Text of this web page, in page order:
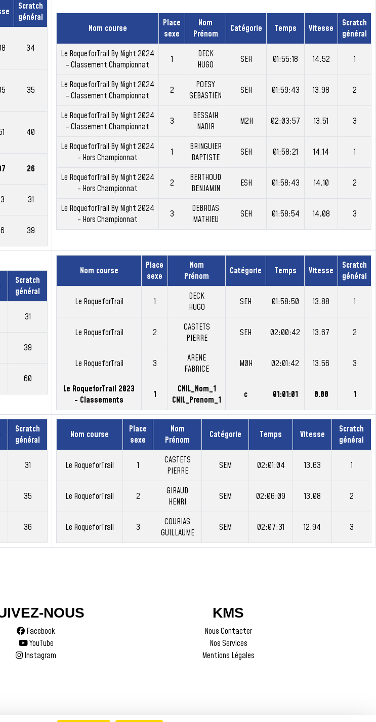
Scratch
général
34
35
40
26
31
39
Nom course
Place
sexe
Nom
Prénom
Catégorie Temps Vitesse
Scratch
général
Le RoqueforTrail By Night 2024
- Classement Championnat
1
DECK
HUGO
SEH 01:55:18 14.52 1
Le RoqueforTrail By Night 2024
- Classement Championnat
2
POESY
SEBASTIEN
SEH 01:59:43 13.98 2
Le RoqueforTrail By Night 2024
- Classement Championnat
3
BESSAIH
NADIR
M2H 02:03:57 13.51 3
Le RoqueforTrail By Night 2024
- Hors Championnat
1
BRINGUIER
BAPTISTE
SEH 01:58:21 14.14 1
Le RoqueforTrail By Night 2024
- Hors Championnat
2
BERTHOUD
BENJAMIN
ESH 01:58:43 14.10 2
Le RoqueforTrail By Night 2024
- Hors Championnat
3
DEBROAS
MATHIEU
SEH 01:58:54 14.08 3
Scratch
général
31
39
60
Nom course
Place
sexe
Nom
Prénom
Catégorie Temps Vitesse
Scratch
général
Le RoqueforTrail 1
DECK
HUGO
SEH 01:58:50 13.88 1
Le RoqueforTrail 2
CASTETS
PIERRE
SEH 02:00:42 13.67 2
Le RoqueforTrail 3
ARENE
FABRICE
M0H 02:01:42 13.56 3
Le RoqueforTrail 2023
- Classements
1
CNIL_Nom_1
CNIL_Prenom_1
c 01:01:01 0.00 1
Scratch
général
31
35
36
Nom course
Place
sexe
Nom
Prénom
Catégorie Temps Vitesse
Scratch
général
Le RoqueforTrail 1
CASTETS
PIERRE
SEM 02:01:04 13.63 1
Le RoqueforTrail 2
GIRAUD
HENRI
SEM 02:06:09 13.08 2
Le RoqueforTrail 3
COURIAS
GUILLAUME
SEM 02:07:31 12.94 3
NOUS
Facebook
YouTube
Instagram
KMS
Nous Contacter
Nos Services
Mentions Légales